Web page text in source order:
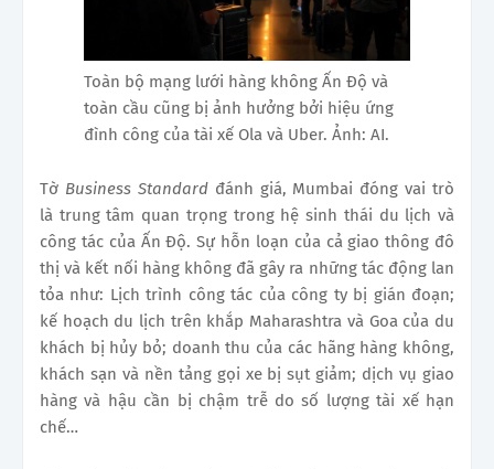
Toàn bộ mạng lưới hàng không Ấn Độ và
toàn cầu cũng bị ảnh hưởng bởi hiệu ứng
đình công của tài xế Ola và Uber. Ảnh: AI.
Tờ Business Standard đánh giá, Mumbai đóng vai trò
là trung tâm quan trọng trong hệ sinh thái du lịch và
công tác của Ấn Độ. Sự hỗn loạn của cả giao thông đô
thị và kết nối hàng không đã gây ra những tác động lan
tỏa như: Lịch trình công tác của công ty bị gián đoạn;
kế hoạch du lịch trên khắp Maharashtra và Goa của du
khách bị hủy bỏ; doanh thu của các hãng hàng không,
khách sạn và nền tảng gọi xe bị sụt giảm; dịch vụ giao
hàng và hậu cần bị chậm trễ do số lượng tài xế hạn
chế…